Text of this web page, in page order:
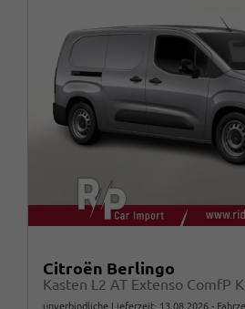
Citroën Berlingo
Kasten L2 AT Extenso ComfP
unverbindliche Lieferzeit: 13.08.2026